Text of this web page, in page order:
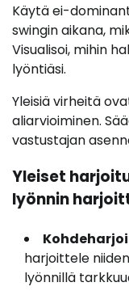
Käytä ei-
swingin aikana,
Visualisoi, mihin
lyöntiäsi.
Yleisiä virheitä
aliarvioiminen.
vastustajan
Yleiset
lyönnin
harjoittele
lyönnillä